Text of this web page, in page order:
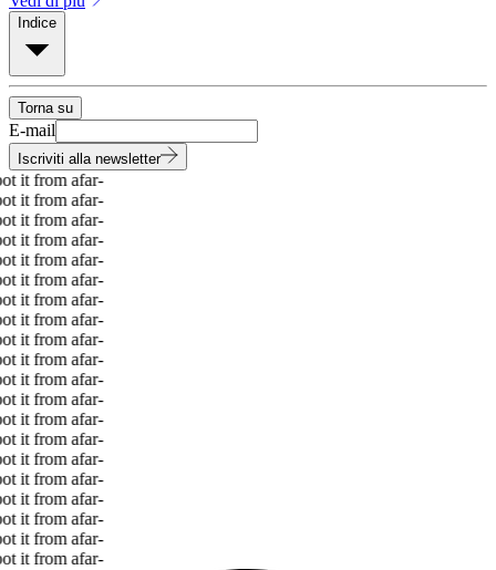
Indice
Torna su
E-mail
Iscriviti alla newsletter
it from afar-
it from afar-
it from afar-
it from afar-
it from afar-
it from afar-
it from afar-
it from afar-
it from afar-
it from afar-
it from afar-
it from afar-
it from afar-
it from afar-
it from afar-
it from afar-
it from afar-
it from afar-
it from afar-
it from afar-